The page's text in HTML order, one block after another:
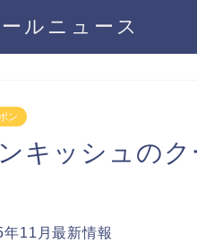
ルニュース
ン
キッシュの
年11月最新情報